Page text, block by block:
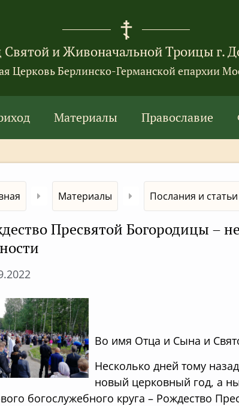
Святой и Живоначальной Троицы г.
Церковь Берлинско-Германской епархии
Материалы Православие
Материалы Послания и статьи
Пресвятой Богородицы –
Во имя Отца и Сына и
Несколько дней тому
новый церковный год, а
богослужебного круга – Рождество